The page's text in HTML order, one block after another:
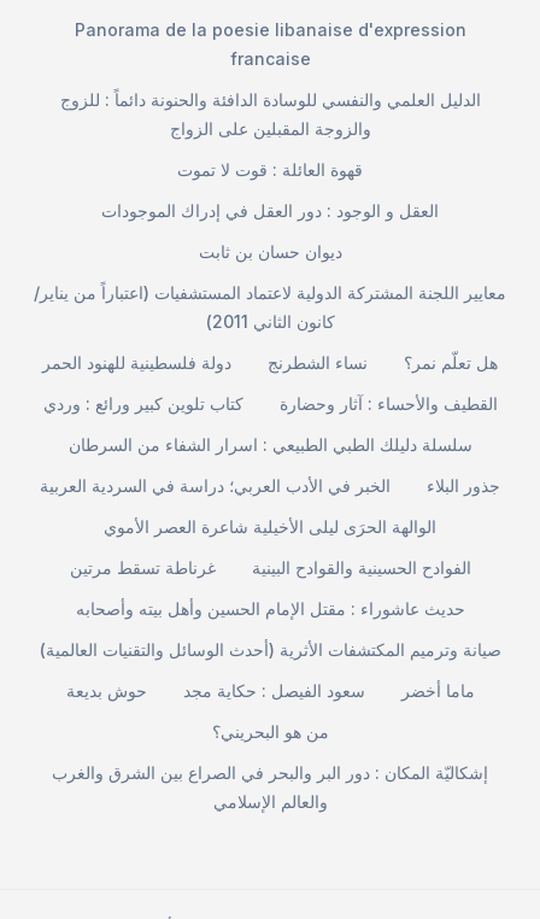
Panorama de la poesie libanaise d'expression
francaise
الدليل العلمي والنفسي للوسادة الدافئة والحنونة دائماً : للزوج
والزوجة المقبلين على الزواج
قهوة العائلة : قوت لا تموت
العقل و الوجود : دور العقل في إدراك الموجودات
ديوان حسان بن ثابت
معايير اللجنة المشتركة الدولية لاعتماد المستشفيات (اعتباراً من يناير/
كانون الثاني 2011)
دولة فلسطينية للهنود الحمر
نساء الشطرنج
هل تعلّم نمر؟
كتاب تلوين كبير ورائع : وردي
القطيف والأحساء : آثار وحضارة
سلسلة دليلك الطبي الطبيعي : اسرار الشفاء من السرطان
الخبر في الأدب العربي؛ دراسة في السردية العربية
جذور البلاء
الوالهة الحرَى ليلى الأخيلية شاعرة العصر الأموي
غرناطة تسقط مرتين
الفوادح الحسينية والقوادح البينية
حديث عاشوراء : مقتل الإمام الحسين وأهل بيته وأصحابه
صيانة وترميم المكتشفات الأثرية (أحدث الوسائل والتقنيات العالمية)
حوش بديعة
سعود الفيصل : حكاية مجد
ماما أخضر
من هو البحريني؟
إشكاليّة المكان : دور البر والبحر في الصراع بين الشرق والغرب
والعالم الإسلامي